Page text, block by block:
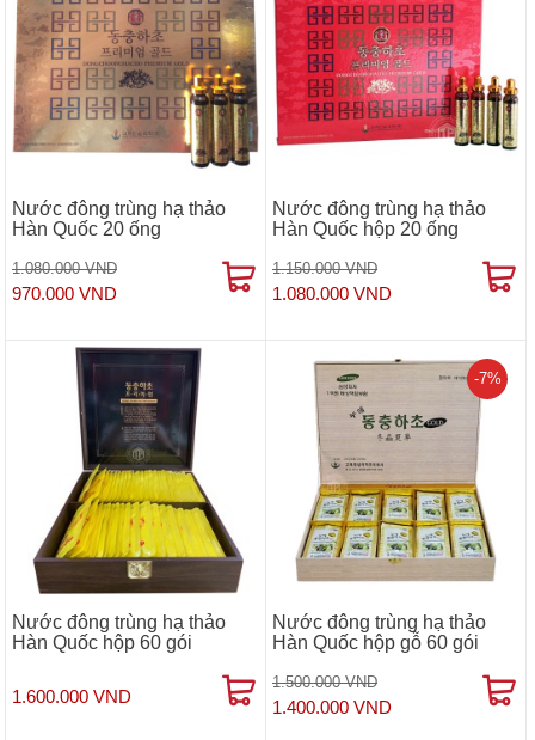
Nước đông trùng hạ thảo
Hàn Quốc 20 ống
1.080.000 VND
970.000 VND
Nước đông trùng hạ thảo
Hàn Quốc hộp 20 ống
1.150.000 VND
1.080.000 VND
Nước đông trùng hạ thảo
Hàn Quốc hộp 60 gói
1.600.000 VND
Nước đông trùng hạ thảo
Hàn Quốc hộp gỗ 60 gói
1.500.000 VND
1.400.000 VND
-7%